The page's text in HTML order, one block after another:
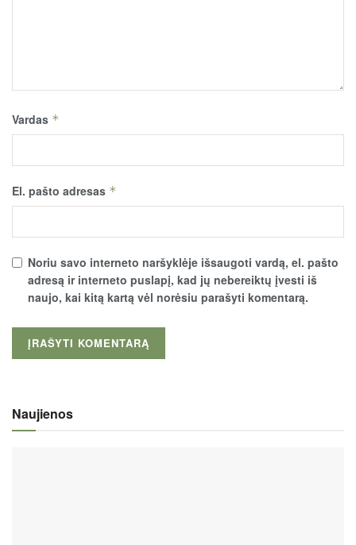
Vardas *
El. pašto adresas *
Noriu savo interneto naršyklėje išsaugoti vardą, el. pašto
adresą ir interneto puslapį, kad jų nebereiktų įvesti iš
naujo, kai kitą kartą vėl norėsiu parašyti komentarą.
Naujienos